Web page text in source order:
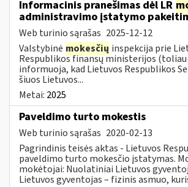
Informacinis pranešimas dėl LR
administravimo įstatymo
Web turinio sąrašas 2025-12-12
Valstybinė mokesčių inspekcija prie
Respublikos finansų ministerijos (toliau
informuoja, kad Lietuvos Respublikos
šiuos Lietuvos...
Metai: 2025
Paveldimo turto mokestis
Web turinio sąrašas 2020-02-13
Pagrindinis teisės aktas - Lietuvos
paveldimo turto mokesčio įstatymas.
mokėtojai: Nuolatiniai Lietuvos
Lietuvos gyventojas – fizinis asmuo,